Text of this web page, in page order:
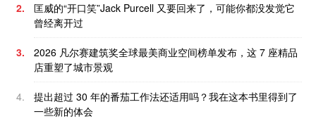
2.
匡威的“开口笑”Jack Purcell 又要回来了，可能你都没发觉它
曾经离开过
3.
2026 凡尔赛建筑奖全球最美商业空间榜单发布，这 7 座精品
店重塑了城市景观
4.
提出超过 30 年的番茄工作法还适用吗？我在这本书里得到了
一些新的体会